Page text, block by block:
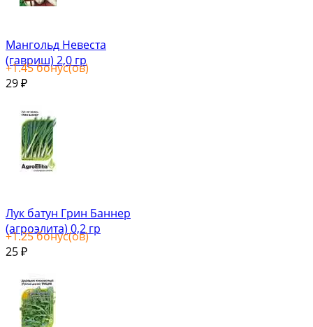
Мангольд Невеста
(гавриш) 2,0 гр
+1.45бонус(ов)
29 ₽
Лук батун Грин Баннер
(агроэлита) 0,2 гр
+1.25бонус(ов)
25 ₽